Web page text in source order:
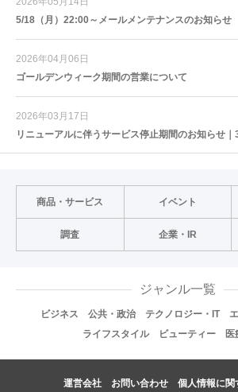
5/18（月）22:00～メールメンテナンスのお知らせ
2026年04月06日
ゴールデンウィーク期間の営業について
2026年03月17日
リニューアルに伴うサービス停止期間のお知らせ
商品・サービス イベント
調査 企業・IR
ジャンル一覧
ビジネス 公共・政治 テクノロジー・IT
ライフスタイル
ビューティー 医
運営会社 お問い合わせ 個人情報に関